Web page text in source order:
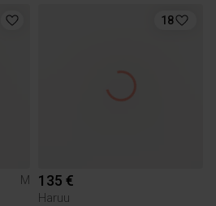
M
18
135 €
Haruu